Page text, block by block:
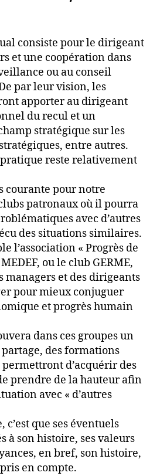
consiste pour le dirigeant
et une coopération dans
ou au conseil
par leur vision, les
apporter au dirigeant
du recul et un
stratégique sur les
entre autres.
reste relativement
courante pour notre
patronaux où il pourra
avec d’autres
des situations similaires.
l’association « Progrès de
ou le club GERME,
managers et des dirigeants
pour mieux conjuguer
et progrès humain
dans ces groupes un
partage, des formations
d’acquérir des
prendre de la hauteur afin
avec « d’autres
que ses éventuels
à son histoire, ses valeurs
en bref, son histoire,
en compte.